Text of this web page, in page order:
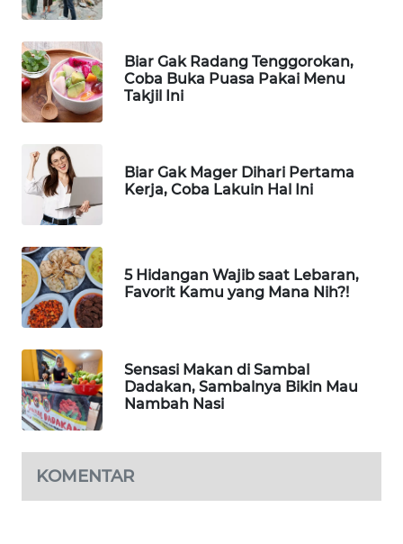
Biar Gak Radang Tenggorokan,
Coba Buka Puasa Pakai Menu
Takjil Ini
Biar Gak Mager Dihari Pertama
Kerja, Coba Lakuin Hal Ini
5 Hidangan Wajib saat Lebaran,
Favorit Kamu yang Mana Nih?!
Sensasi Makan di Sambal
Dadakan, Sambalnya Bikin Mau
Nambah Nasi
KOMENTAR
LPKKI
LKKI
PORTAL
KONSUMEN
FORWAMKI
ALPERKLINAS
TAMBANG
NEWS
NEWS